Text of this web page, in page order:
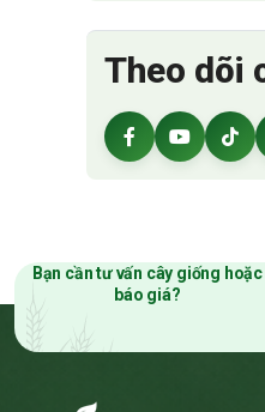
Theo dõi
Bạn cần tư vấn cây giống hoặc
báo giá?